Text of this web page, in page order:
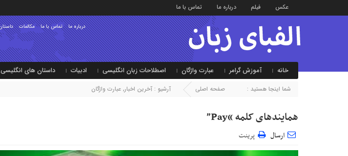
عکس فیلم درباره ما تماس با ما
مکالمات تماس با ما درباره ما
خانه آموزش گرامر عبارت واژگان اصطلاحات زبان انگلیسی ادبیات داستان های انگلیسی
شما اینجا هستید : صفحه اصلی آرشیو : آخرین اخبار, عبارت واژگان
همایند‌های کلمه “Pay”
ارسال پرینت